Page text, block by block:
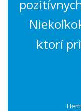
ktorí